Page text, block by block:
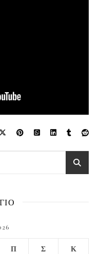
Π Σ Κ